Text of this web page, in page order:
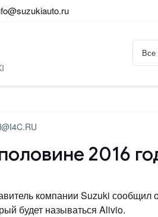
2016
компании Suzuki сообщил
будет называться Alivio.